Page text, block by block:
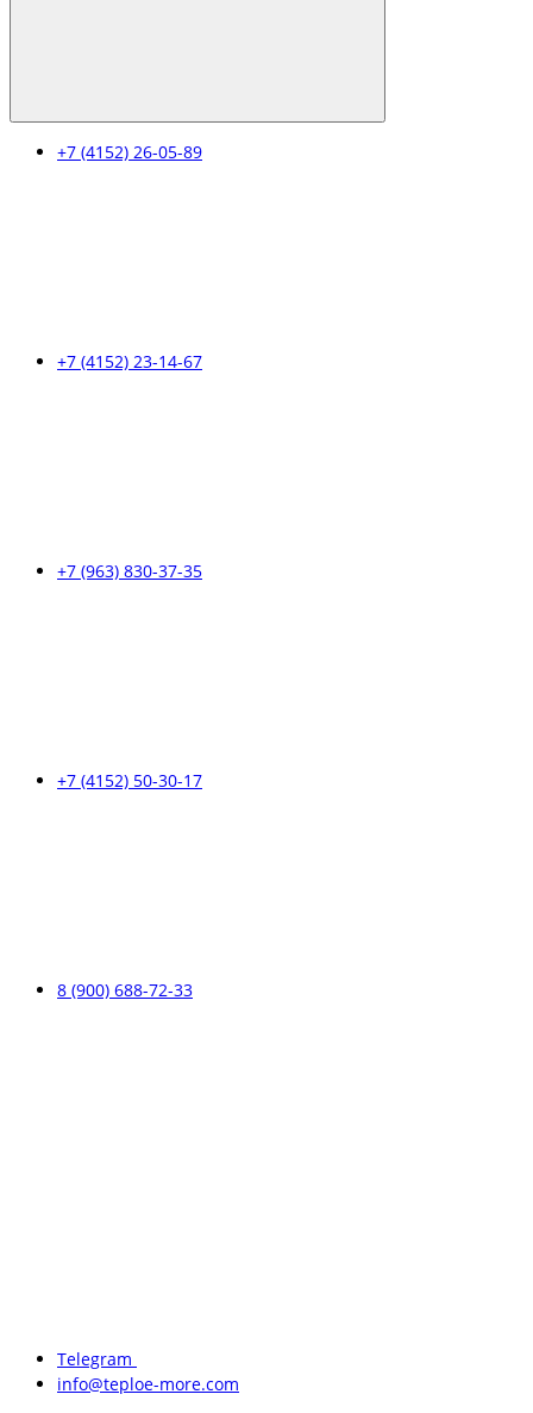
+7 (4152) 26-05-89
+7 (4152) 23-14-67
+7 (963) 830-37-35
+7 (4152) 50-30-17
8 (900) 688-72-33
Telegram
info@teploe-more.com